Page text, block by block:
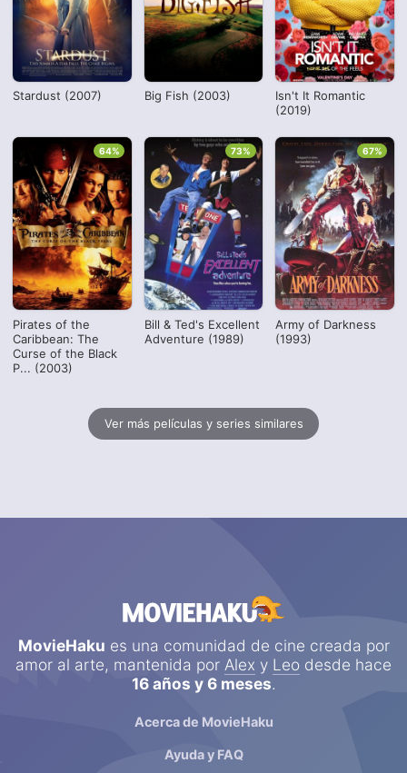
Stardust (2007) Big Fish (2003)
Isn't It Romantic
(2019)
Pirates of the
Caribbean: The
Curse of the Black
P... (2003)
64%
Bill & Ted's Excellent
Adventure (1989)
73%
Army of Darkness
(1993)
67%
Ver más películas y series similares
MovieHaku es una comunidad de cine creada por
amor al arte, mantenida por Alex y Leo desde hace
16 años y 6 meses.
Acerca de MovieHaku
Ayuda y FAQ